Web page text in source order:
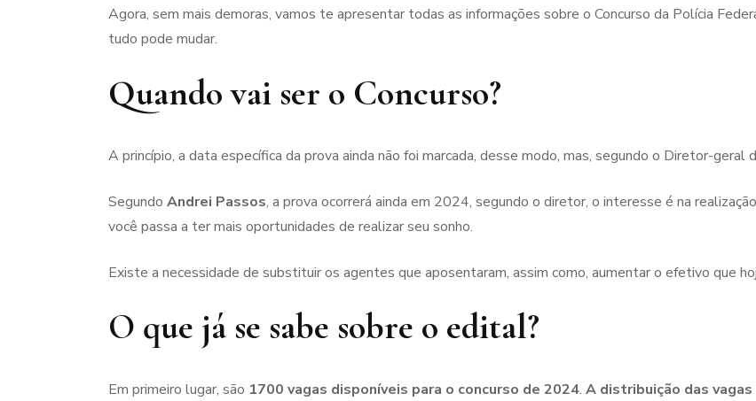
Agora, sem mais demoras, vamos te apresentar todas as informações sobre o Concurso da Polícia
tudo pode mudar.
Quando vai ser o Concurso?
A princípio, a data específica da prova ainda não foi marcada, desse modo, mas, segundo o Diretor-geral
Segundo Andrei Passos, a prova ocorrerá ainda em 2024, segundo o diretor, o interesse é na
você passa a ter mais oportunidades de realizar seu sonho.
Existe a necessidade de substituir os agentes que aposentaram, assim como, aumentar o efetivo que
O que já se sabe sobre o edital?
Em primeiro lugar, são 1700 vagas disponíveis para o concurso de 2024. A distribuição das